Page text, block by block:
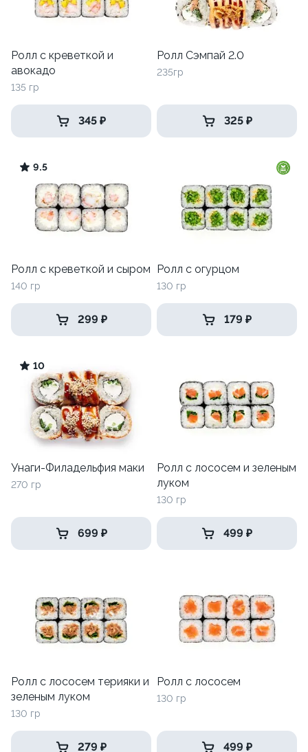
Ролл с креветкой и
авокадо
135 гр
345 ₽
Ролл Сэмпай 2.0
235гр
325 ₽
9.5
Ролл с креветкой и сыром
140 гр
299 ₽
Ролл с огурцом
130 гр
179 ₽
10
Унаги-Филадельфия маки
270 гр
699 ₽
Ролл с лососем и зеленым
луком
130 гр
499 ₽
Ролл с лососем терияки и
зеленым луком
130 гр
279 ₽
Ролл с лососем
130 гр
499 ₽